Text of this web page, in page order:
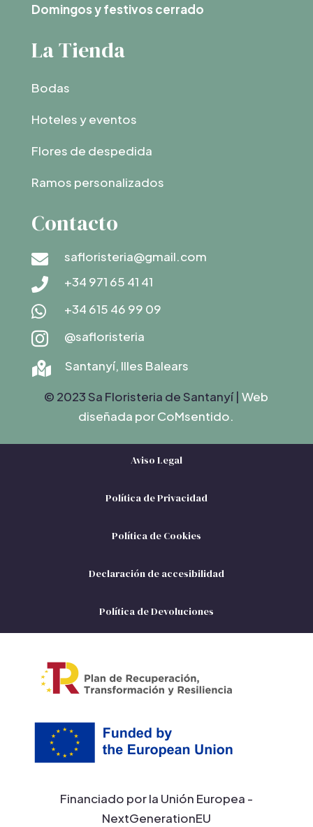
Domingos y festivos cerrado
La Tienda
Bodas
Hoteles y eventos
Flores de despedida
Ramos personalizados
Contacto
 safloristeria@gmail.com
 +34 971 65 41 41
 +34 615 46 99 09
 @safloristeria

Santanyí, Illes Balears
© 2023 Sa Floristeria de Santanyí |Web
diseñada por CoMsentido.
Aviso Legal
Política de Privacidad
Política de Cookies
Declaración de accesibilidad
Política de Devoluciones
Financiado por la Unión Europea -
NextGenerationEU